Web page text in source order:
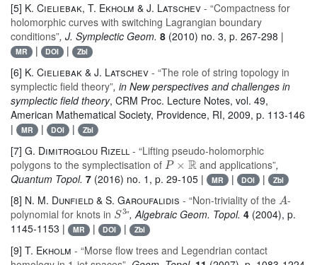
[5] K. Cieliebak, T. Ekholm & J. Latschev - “Compactness for
holomorphic curves with switching Lagrangian boundary
conditions”, J. Symplectic Geom. 8 (2010) no. 3, p. 267-298 |
MR | DOI | Zbl
[6] K. Cieliebak & J. Latschev - “The role of string topology in
symplectic field theory”, in New perspectives and challenges in
symplectic field theory, CRM Proc. Lecture Notes, vol. 49,
American Mathematical Society, Providence, RI, 2009, p. 113-146
|
MR | DOI | Zbl
[7] G. Dimitroglou Rizell - “Lifting pseudo-holomorphic
polygons to the symplectisation of P×ℝ and applications”,
Quantum Topol. 7 (2016) no. 1, p. 29-105 | MR | DOI | Zbl
[8] N. M. Dunfield & S. Garoufalidis - “Non-triviality of the A-
polynomial for knots in S3”, Algebraic Geom. Topol. 4 (2004), p.
1145-1153 |
MR | DOI | Zbl
[9] T. Ekholm - “Morse flow trees and Legendrian contact